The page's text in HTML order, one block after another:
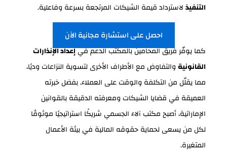
التنفيذلاسترداد قيمة الشيكات المرتجعة بسرعة وفاعلية.
احصل على استشارة مجانية الآن
كما يوفّر فريق المحامين بالمكتب الدعم فيإعداد الإنذارات
القانونية والتفاوض مع الأطراف الأخرى لتسوية النزاعات وديًا،
مما يقلّل من التكلفة والوقت على العملاء. بفضل خبرته
العميقة في قضايا الشيكات ومعرفته الدقيقة بالقوانين
الإماراتية، أصبح مكتب آلاء الجسمي شريكًا استراتيجيًا موثوقًا
لكل من يسعى لحماية حقوقه المالية في بيئة الأعمال
المتغيرة.